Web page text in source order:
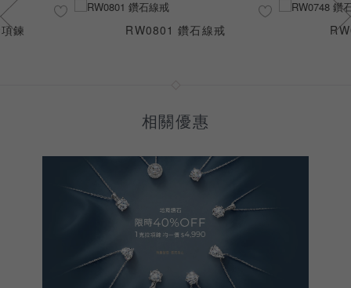
鍊 RW0801 鑽石線戒
相關優惠